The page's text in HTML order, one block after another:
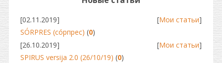
[02.11.2019] [Мои статьи]
SÓRPRES (сóрпрес) (0)
[26.10.2019]
[Мои статьи]
SPIRUS versija 2.0 (26/10/19) (0)